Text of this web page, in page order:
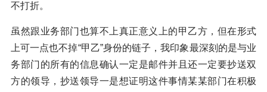
不打折。
虽然跟业务部门也算不上真正意义上的甲乙方，但在形式
上可一点也不掉“甲乙”身份的链子，我印象最深刻的是与业
务部门的所有的信息确认一定是邮件并且还一定要抄送双
方的领导，抄送领导一是想证明这件事情某某部门在积极